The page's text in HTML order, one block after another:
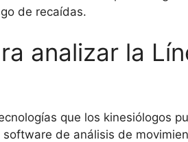
de recaídas.
analizar la
que los kinesiólogos
de análisis de